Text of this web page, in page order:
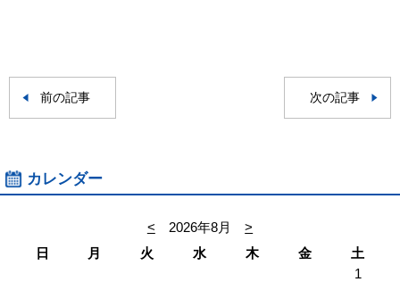
前の記事 次の記事
カレンダー
< 2026年8月
>
日
月 火 水 木 金
土
1